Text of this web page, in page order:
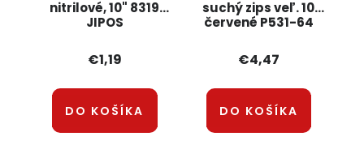
nitrilové, 10" 8319
JIPOS
€1,19
DO KOŠÍKA
suchý zips veľ. 10
červené P531-64
€4,47
DO KOŠÍKA